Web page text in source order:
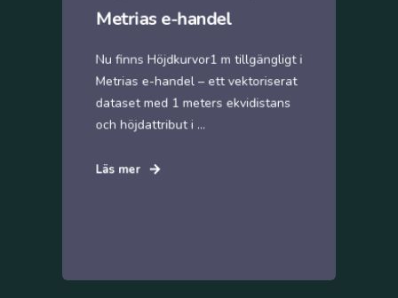
Metrias e-handel
Nu finns Höjdkurvor1 m tillgängligt i
Metrias e-handel – ett vektoriserat
dataset med 1 meters ekvidistans
och höjdattribut i ...
Läs mer